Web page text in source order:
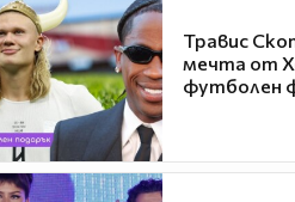
Травис
мечта от
футболен